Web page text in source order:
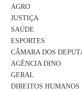
AGRO
JUSTIÇA
SAÚDE
ESPORTES
CÂMARA DOS
AGÊNCIA DINO
GERAL
DIREITOS HUMANOS